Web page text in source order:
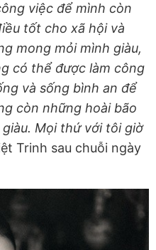
việc để mình còn
tốt cho xã hội và
mong mỏi mình giàu,
có thể được làm công
và sống bình an để
còn những hoài bão
Mọi thứ với tôi giờ
Trinh sau chuỗi ngày